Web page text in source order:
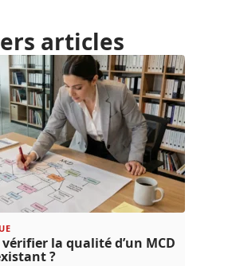
articles
la qualité d’un MCD
?